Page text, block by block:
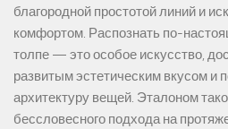
благородной простотой линий и
комфортом. Распознать по-
толпе — это особое искусство,
развитым эстетическим вкусом и
архитектуру вещей. Эталоном
бессловесного подхода на